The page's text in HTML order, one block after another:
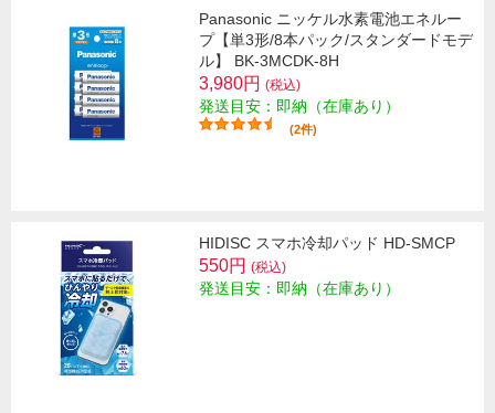
Panasonic ニッケル水素電池エネルー
プ【単3形/8本パック/スタンダードモデ
ル】 BK-3MCDK-8H
3,980円 (税込)
発送目安：即納（在庫あり）
(2件)
HIDISC スマホ冷却パッド HD-SMCP
550円 (税込)
発送目安：即納（在庫あり）